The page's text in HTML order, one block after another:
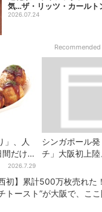
気…ザ・リッツ・カールト
月末ま...
2026.07.24
」、人
だけ
2026.7.29
シンガポール
チ」大阪初上陸
包”で行列
ーが充実
西初】累計500万枚売れた
トースト”が大阪で、こ